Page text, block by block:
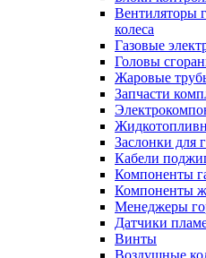
Вентиляторы
колеса
Газовые
Головы
Жаровые
Запчасти
Заслонки для
Кабели
Компоненты
Компоненты
Менеджеры
Датчики
Винты
Воздушные